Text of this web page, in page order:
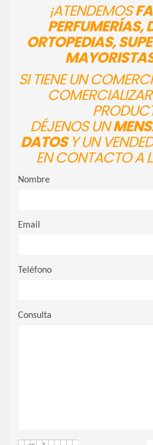
¡ATENDEMOS
PERFUMERÍAS,
ORTOPEDIAS,
SI TIENE UN
DÉJENOS UN
DATOSY UN
EN CONTACTO A
Nombre
Email
Teléfono
Consulta